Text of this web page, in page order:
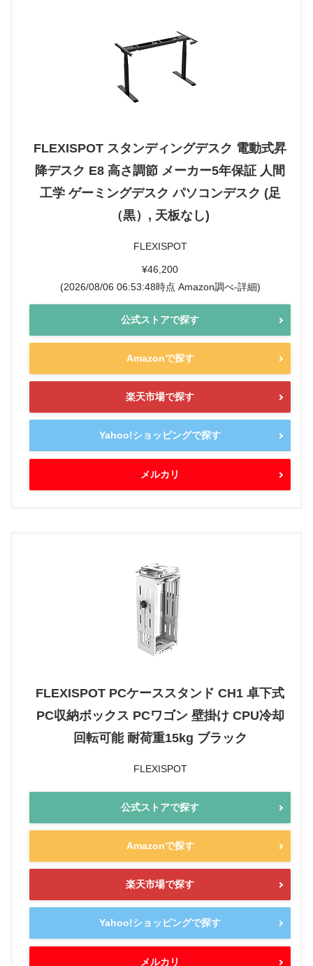
FLEXISPOT スタンディングデスク 電動式昇
降デスク E8 高さ調節 メーカー5年保証 人間
工学 ゲーミングデスク パソコンデスク (足
（黒）, 天板なし)
FLEXISPOT
¥46,200
(2026/08/06 06:53:48時点 Amazon調べ-詳細)
公式ストアで探す
Amazonで探す
楽天市場で探す
Yahoo!ショッピングで探す
メルカリ
FLEXISPOT PCケーススタンド CH1 卓下式
PC収納ボックス PCワゴン 壁掛け CPU冷却
回転可能 耐荷重15kg ブラック
FLEXISPOT
公式ストアで探す
Amazonで探す
楽天市場で探す
Yahoo!ショッピングで探す
メルカリ